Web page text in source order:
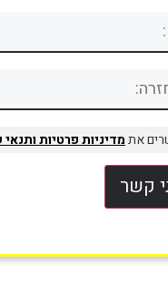
אתמדיניות פרטיותותנאי
קשר